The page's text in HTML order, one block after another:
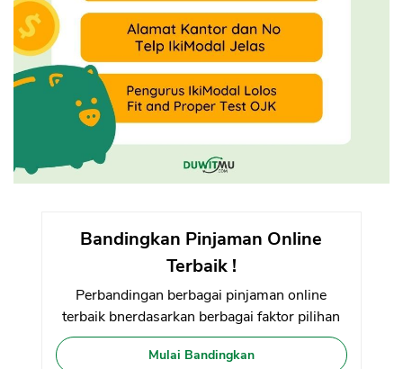
Bandingkan Pinjaman Online
Terbaik !
Perbandingan berbagai pinjaman online
terbaik bnerdasarkan berbagai faktor pilihan
Mulai Bandingkan